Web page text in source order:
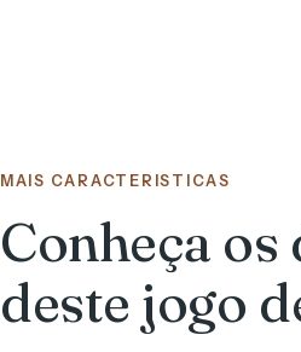
MAIS CARACTERISTICAS
Conheça os
deste jogo